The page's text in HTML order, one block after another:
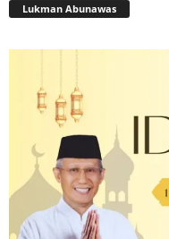
Lukman Abunawas